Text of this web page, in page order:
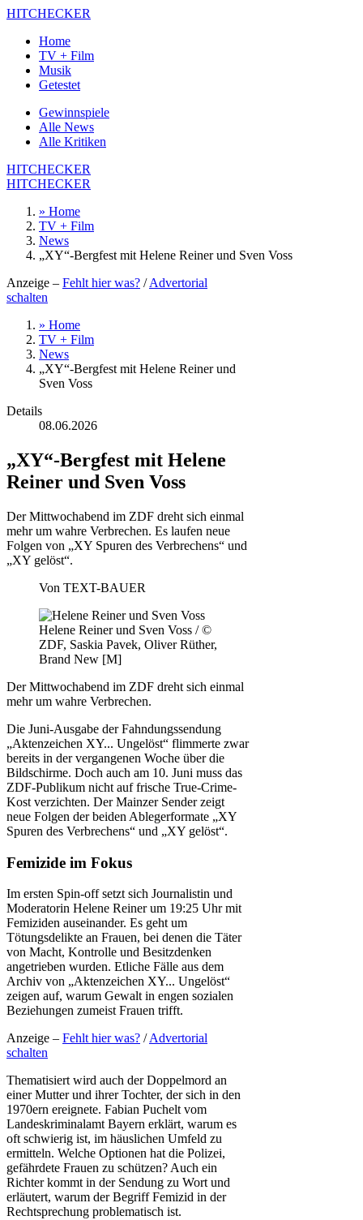
HITCHECKER
Home
TV + Film
Musik
Getestet
Gewinnspiele
Alle News
Alle Kritiken
HITCHECKER
HITCHECKER
» Home
TV + Film
News
„XY“-Bergfest mit Helene Reiner und Sven Voss
Anzeige – Fehlt hier was? /Advertorial
schalten
» Home
TV + Film
News
„XY“-Bergfest mit Helene Reiner und
Sven Voss
Details
08.06.2026
„XY“-Bergfest mit Helene
Reiner und Sven Voss
Der Mittwochabend im ZDF dreht sich einmal
mehr um wahre Verbrechen. Es laufen neue
Folgen von „XY Spuren des Verbrechens“ und
„XY gelöst“.
Von TEXT-BAUER
Helene Reiner und Sven Voss / ©
ZDF, Saskia Pavek, Oliver Rüther,
Brand New [M]
Der Mittwochabend im ZDF dreht sich einmal
mehr um wahre Verbrechen.
Die Juni-Ausgabe der Fahndungssendung
„Aktenzeichen XY... Ungelöst“ flimmerte zwar
bereits in der vergangenen Woche über die
Bildschirme. Doch auch am 10. Juni muss das
ZDF-Publikum nicht auf frische True-Crime-
Kost verzichten. Der Mainzer Sender zeigt
neue Folgen der beiden Ablegerformate „XY
Spuren des Verbrechens“ und „XY gelöst“.
Femizide im Fokus
Im ersten Spin-off setzt sich Journalistin und
Moderatorin Helene Reiner um 19:25 Uhr mit
Femiziden auseinander. Es geht um
Tötungsdelikte an Frauen, bei denen die Täter
von Macht, Kontrolle und Besitzdenken
angetrieben wurden. Etliche Fälle aus dem
Archiv von „Aktenzeichen XY... Ungelöst“
zeigen auf, warum Gewalt in engen sozialen
Beziehungen zumeist Frauen trifft.
Anzeige – Fehlt hier was? /Advertorial
schalten
Thematisiert wird auch der Doppelmord an
einer Mutter und ihrer Tochter, der sich in den
1970ern ereignete. Fabian Puchelt vom
Landeskriminalamt Bayern erklärt, warum es
oft schwierig ist, im häuslichen Umfeld zu
ermitteln. Welche Optionen hat die Polizei,
gefährdete Frauen zu schützen? Auch ein
Richter kommt in der Sendung zu Wort und
erläutert, warum der Begriff Femizid in der
Rechtsprechung problematisch ist.